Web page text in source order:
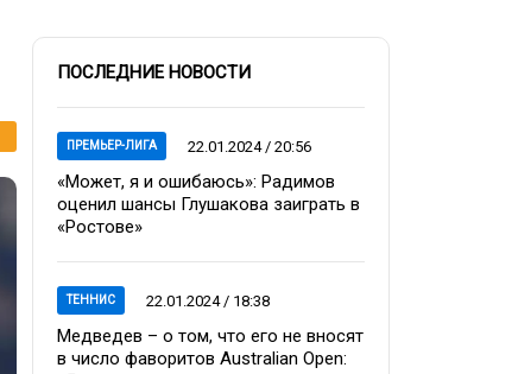
ПОСЛЕДНИЕ НОВОСТИ
ПРЕМЬЕР-ЛИГА 22.01.2024 / 20:56
«Может, я и ошибаюсь»: Радимов
оценил шансы Глушакова заиграть в
«Ростове»
ТЕННИС 22.01.2024 / 18:38
Медведев – о том, что его не вносят
в число фаворитов Australian Open: